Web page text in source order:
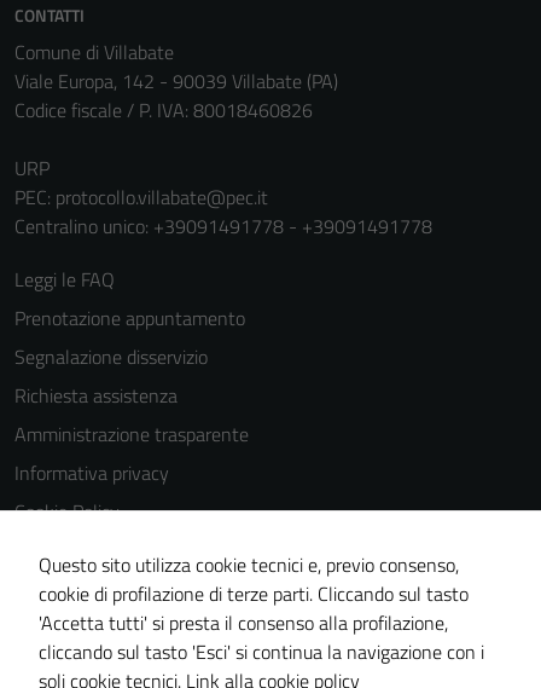
CONTATTI
Comune di Villabate
Viale Europa, 142 - 90039 Villabate (PA)
Codice fiscale / P. IVA: 80018460826
URP
PEC: protocollo.villabate@pec.it
Centralino unico: +39091491778 - +39091491778
Leggi le FAQ
Prenotazione appuntamento
Segnalazione disservizio
Richiesta assistenza
Amministrazione trasparente
Informativa privacy
Cookie Policy
Note legali
Dichiarazione di accessibilità
Obiettivi di accessibilità
Piano di miglioramento del sito
Questo sito utilizza cookie tecnici e, previo consenso,
cookie di profilazione di terze parti. Cliccando sul tasto
'Accetta tutti' si presta il consenso alla profilazione,
cliccando sul tasto 'Esci' si continua la navigazione con i
soli cookie tecnici. Link alla cookie policy